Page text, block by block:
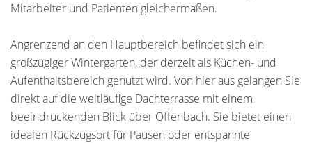
Mitarbeiter und Patienten gleichermaßen.
Angrenzend an den Hauptbereich befindet sich ein
großzügiger Wintergarten, der derzeit als Küchen- und
Aufenthaltsbereich genutzt wird. Von hier aus gelangen Sie
direkt auf die weitläufige Dachterrasse mit einem
beeindruckenden Blick über Offenbach. Sie bietet einen
idealen Rückzugsort für Pausen oder entspannte